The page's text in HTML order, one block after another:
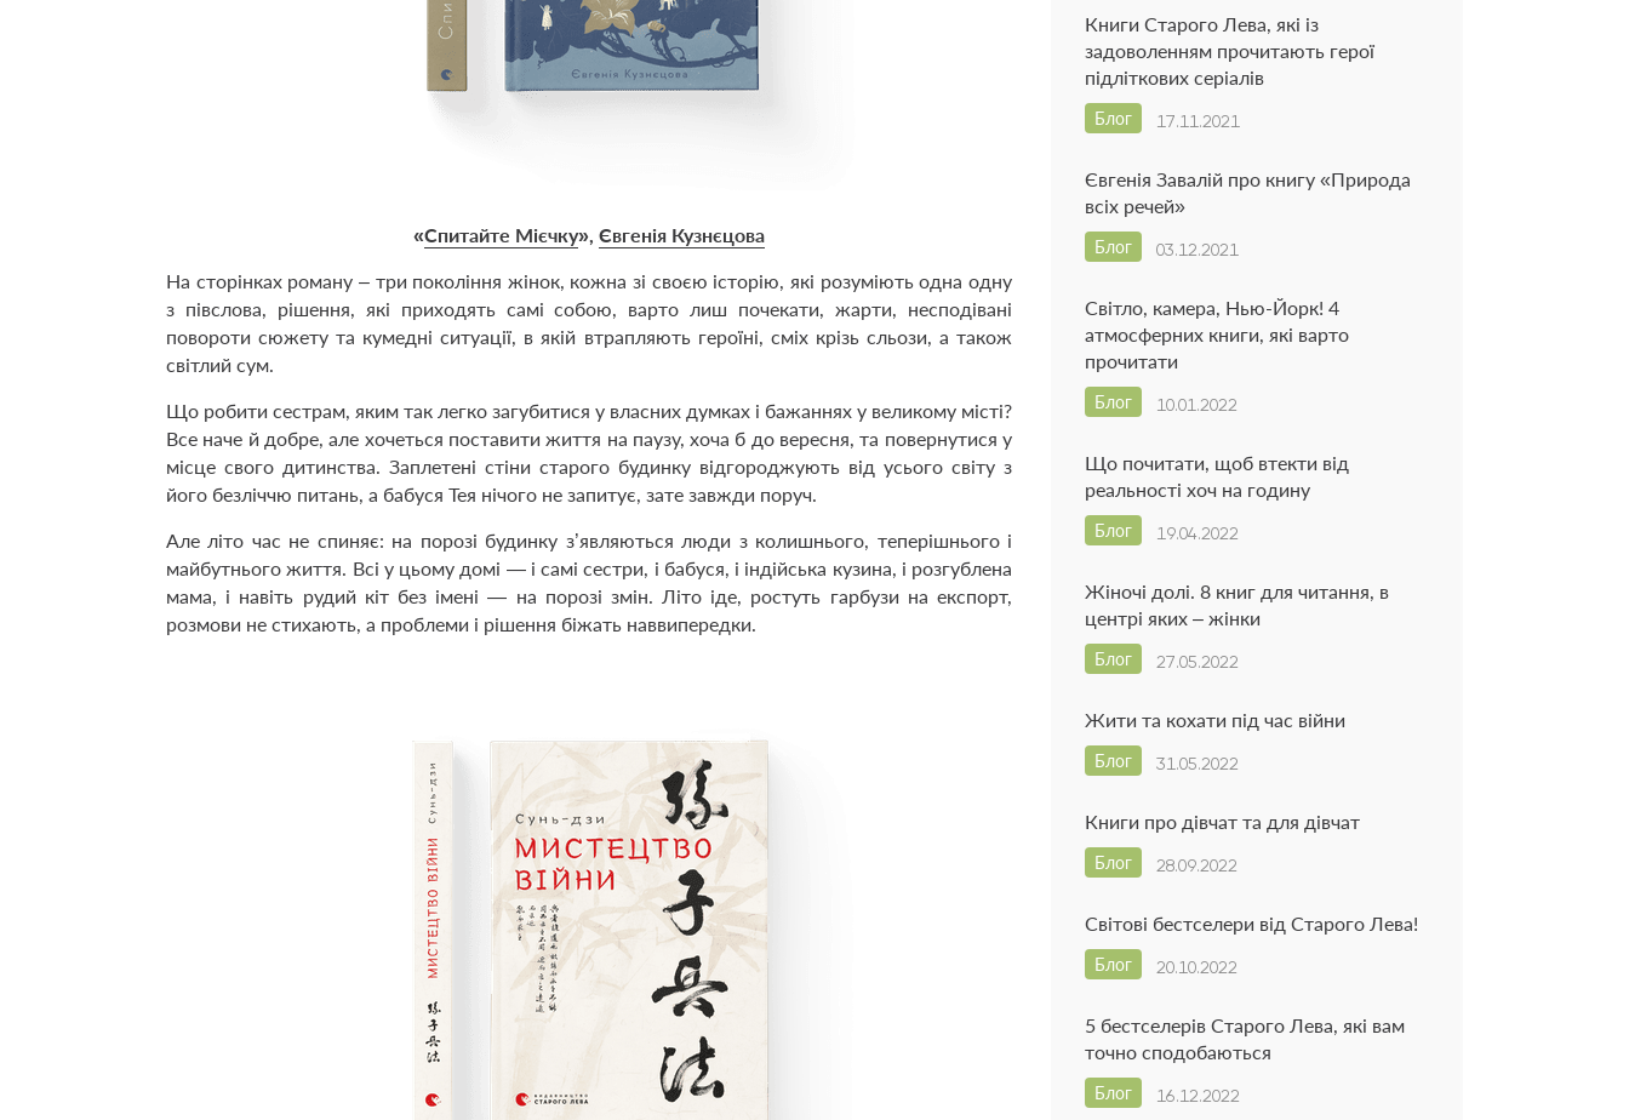
«Спитайте Мієчку», Євгенія Кузнєцова
На сторінках роману – три покоління жінок, кожна зі своєю історію, які розуміють одна одну
з півслова, рішення, які приходять самі собою, варто лиш почекати, жарти, несподівані
повороти сюжету та кумедні ситуації, в якій втрапляють героїні, сміх крізь сльози, а також
світлий сум.
Що робити сестрам, яким так легко загубитися у власних думках і бажаннях у великому місті?
Все наче й добре, але хочеться поставити життя на паузу, хоча б до вересня, та повернутися у
місце свого дитинства. Заплетені стіни старого будинку відгороджують від усього світу з
його безліччю питань, а бабуся Тея нічого не запитує, зате завжди поруч.
Але літо час не спиняє: на порозі будинку з’являються люди з колишнього, теперішнього і
майбутнього життя. Всі у цьому домі — і самі сестри, і бабуся, і індійська кузина, і розгублена
мама, і навіть рудий кіт без імені — на порозі змін. Літо іде, ростуть гарбузи на експорт,
розмови не стихають, а проблеми і рішення біжать наввипередки.
Книги Старого Лева, які із
задоволенням прочитають герої
підліткових серіалів
17.11.2021
Блог
Євгенія Завалій про книгу «Природа
всіх речей»
03.12.2021
Блог
Світло, камера, Нью-Йорк! 4
атмосферних книги, які варто
прочитати
10.01.2022
Блог
Що почитати, щоб втекти від
реальності хоч на годину
19.04.2022
Блог
Жіночі долі. 8 книг для читання, в
центрі яких – жінки
27.05.2022
Блог
Жити та кохати під час війни
31.05.2022
Блог
Книги про дівчат та для дівчат
28.09.2022
Блог
Світові бестселери від Старого Лева!
20.10.2022
Блог
5 бестселерів Старого Лева, які вам
точно сподобаються
16.12.2022
Блог